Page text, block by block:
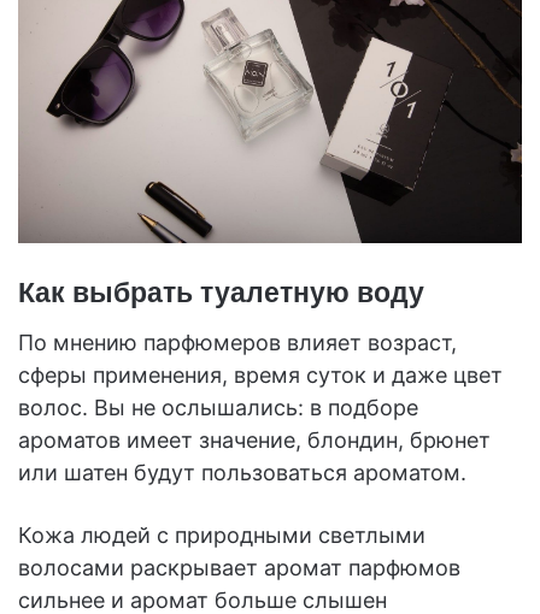
Как выбрать туалетную воду
По мнению парфюмеров влияет возраст,
сферы применения, время суток и даже цвет
волос. Вы не ослышались: в подборе
ароматов имеет значение, блондин, брюнет
или шатен будут пользоваться ароматом.
Кожа людей с природными светлыми
волосами раскрывает аромат парфюмов
сильнее и аромат больше слышен